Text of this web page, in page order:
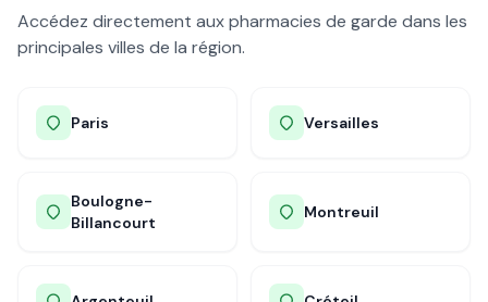
Accédez directement aux pharmacies de garde dans les
principales villes de la région.
Paris Versailles
Boulogne-
Billancourt
Montreuil